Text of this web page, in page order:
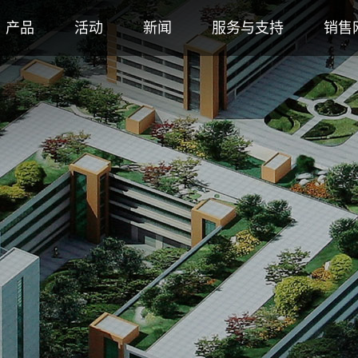
产品 活动 新闻 服务与支持 销售